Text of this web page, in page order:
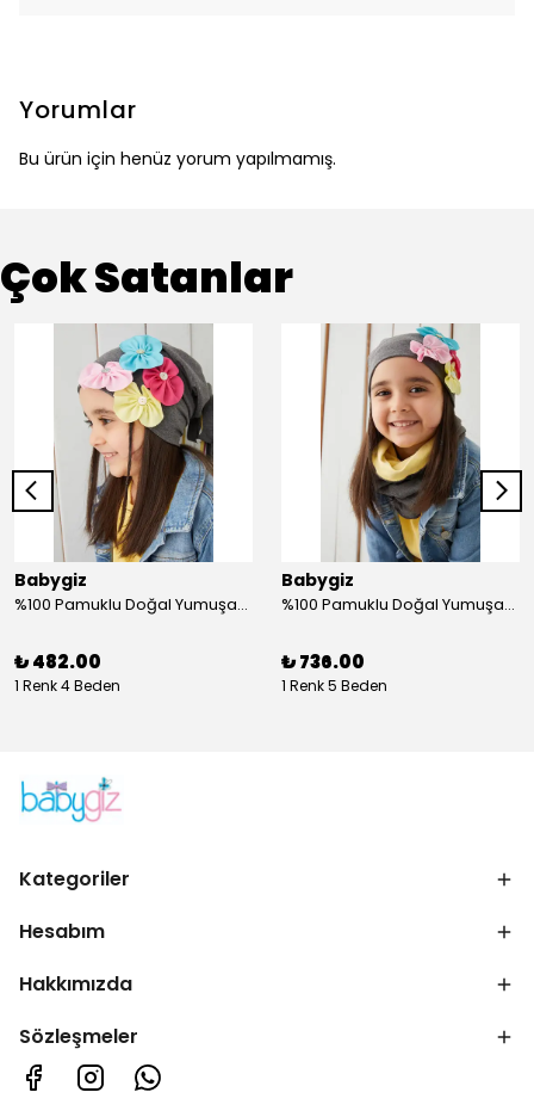
Yorumlar
Bu ürün için henüz yorum yapılmamış.
Çok Satanlar
Babygiz
%100 Pamuklu Doğal Yumuşak Çift Katlı Penye Füme Çiçekli Kız Çocuk Bebek Şapka Bere
₺ 482.00
1 Renk 4 Beden
Babygiz
%100 Pamuklu Doğal Yumuşak Çift Katlı Penye Kız Çocuk Bebek Bere Boyunluk Set
₺ 736.00
1 Renk 5 Beden
Kategoriler
Hesabım
Hakkımızda
Sözleşmeler